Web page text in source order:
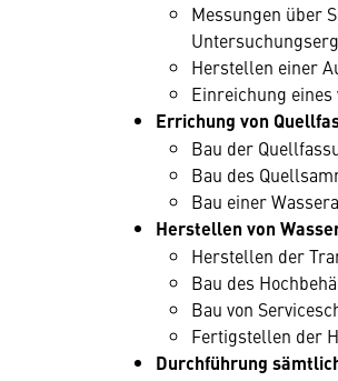
Messungen über
Herstellen einer
Einreichung
Errichung von
Bau der
Bau des
Bau einer
Herstellen von
Herstellen der
Bau des
Bau von
Fertigstellen der
Durchführung